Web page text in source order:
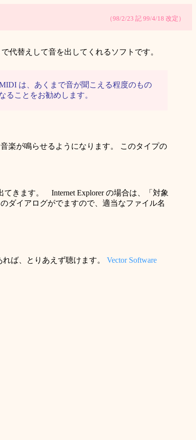
（98/2/23 記 99/4/18 改定）
代替えして音を出してくれるソフトです。
は、あくまで音が聞こえる程度のもの
ことをお勧めします。
楽が鳴らせるようになります。 このタイプの
きます。 Internet Explorer の場合は、「対象
ダイアログがでますので、適当なファイル名
ば、とりあえず聴けます。 Vector Software